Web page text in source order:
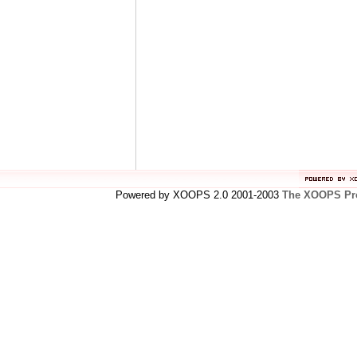
Powered by XOOPS 2.0 2001-2003 The XOOPS